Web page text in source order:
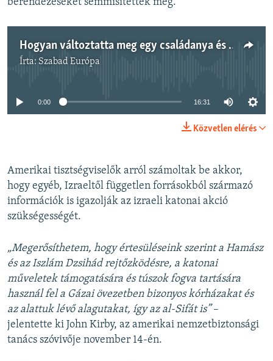
Hogyan változtatta meg egy családanya és egy budapesti sürgősségi orvos életét a Hamász Izrael elleni támadása
Írta: Szabad Európa
Jelenleg nincs elérhető tartalom
0:00 16:31
Közvetlen elérés
Amerikai tisztségviselők arról számoltak be akkor,
hogy egyéb, Izraeltől független forrásokból származó
információk is igazolják az izraeli katonai akció
szükségességét.
„Megerősíthetem, hogy értesüléseink szerint a Hamász
és az Iszlám Dzsihád rejtőzködésre, a katonai
műveletek támogatására és túszok fogva tartására
használ fel a Gázai övezetben bizonyos kórházakat és
az alattuk lévő alagutakat, így az al-Sifát is”–
jelentette ki John Kirby, az amerikai nemzetbiztonsági
tanács szóvivője november 14-én.